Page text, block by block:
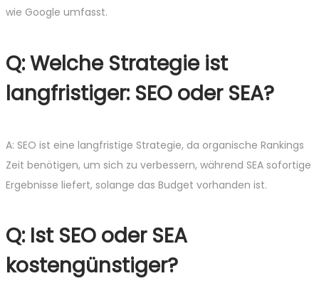
wie Google umfasst.
Q: Welche Strategie ist
langfristiger: SEO oder SEA?
A: SEO ist eine langfristige Strategie, da organische Rankings
Zeit benötigen, um sich zu verbessern, während SEA sofortige
Ergebnisse liefert, solange das Budget vorhanden ist.
Q: Ist SEO oder SEA
kostengünstiger?